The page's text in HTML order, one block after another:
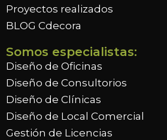
Proyectos realizados
BLOG Cdecora
Somos especialistas:
Diseño de Oficinas
Diseño de Consultorios
Diseño de Clínicas
Diseño de Local Comercial
Gestión de Licencias